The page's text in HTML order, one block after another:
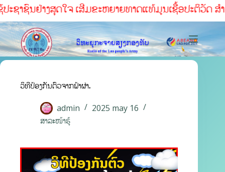
ຊາຊົນຢ່າງສຸດໃຈ ເສີມຂະຫຍາຍທາດແທ້ມູນເຊື້ອປະຕິວັດ ສໍາ
ວິທີປ້ອງກັນຕົວຈາກຟ້າຜ່າ.
admin
2025 may 16
ສາລະໜ້າຮູ້